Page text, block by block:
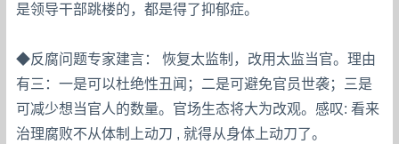
是领导干部跳楼的，都是得了抑郁症。
◆反腐问题专家建言： 恢复太监制，改用太监当官。理由
有三：一是可以杜绝性丑闻；二是可避免官员世袭；三是
可减少想当官人的数量。官场生态将大为改观。感叹: 看来
治理腐败不从体制上动刀 , 就得从身体上动刀了。